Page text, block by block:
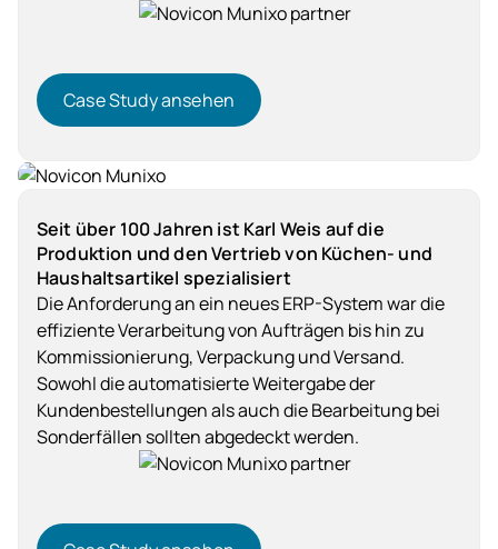
Case Study ansehen
Dienstleistung
Seit über 100 Jahren ist Karl Weis auf die
Produktion und den Vertrieb von Küchen- und
Haushaltsartikel spezialisiert
Die Anforderung an ein neues ERP-System war die
effiziente Verarbeitung von Aufträgen bis hin zu
Kommissionierung, Verpackung und Versand.
Sowohl die automatisierte Weitergabe der
Kundenbestellungen als auch die Bearbeitung bei
Sonderfällen sollten abgedeckt werden.